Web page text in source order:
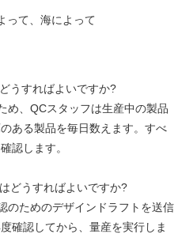
って、海によって
うすればよいですか?
め、QCスタッフは生産中の製品
ある製品を毎日数えます。すべ
認します。
どうすればよいですか?
のためのデザインドラフトを送信
確認してから、量産を実行しま